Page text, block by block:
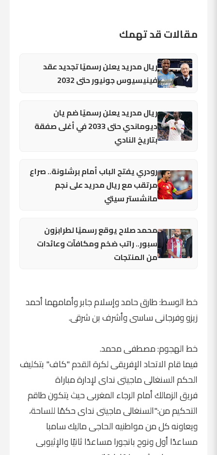
مقالات قد تهمك
ريال مدريد يعلن رسميًا تجديد عقد
فينيسيوس جونيور حتى 2032
ريال مدريد يعلن رسميًا ضم يان
ديوماندي حتى 2033 في أغلى صفقة
بتاريخ النادي
رودري يفتح الباب أمام برشلونة.. صراع
مرتقب مع ريال مدريد على نجم
مانشستر سيتي
محمد صلاح يوقع رسميًا لطرابزون
سبور.. راتب ضخم ومكافآت وعائدات
من المنتجات
خط الوسط: طارق حامد وإسلام جابر وأمامهما أحمد
زيزو وفرجانى ساسى وأشرف بن شرقى.
خط الهجوم: مصطفى محمد.
فيما قام الاتحاد الإفريقى لكرة القدم "كاف" بتكليف
الحكم السنغالى ماجيتى نداى لإدارة مباراة
فريق الزمالك أمام الرجاء المغربى حيث يتكون طاقم
التحكيم من:"السنغالى ماجيتى نداى حكمًا للساحة،
ويعاونه كل من مواطنيه الحاجى ماليك سامبا
مساعدًا أول ونوح بانجورا مساعدًا ثانيًا والإثيوبى